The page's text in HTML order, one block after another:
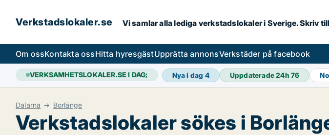
Verkstadslokaler.se Vi samlar alla lediga verkstadslokaler i Sverige. Skriv
Om ossKontakta ossHitta hyresgästUpprätta annonsVerkstäder på facebook
VERKSAMHETSLOKALER.SE I DAG; Nya i dag 4 Uppdaterade 24h76
Dalarna Borlänge
Verkstadslokaler sökes i